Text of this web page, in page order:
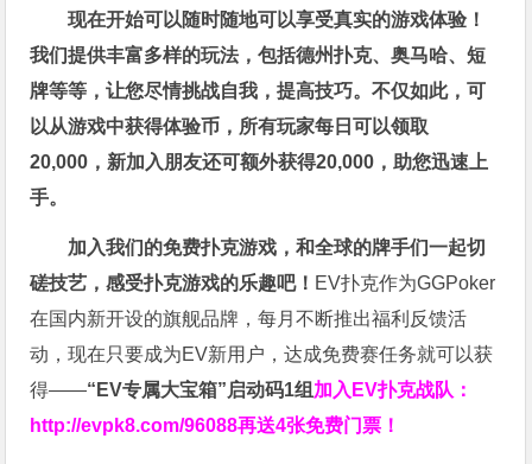
现在开始可以随时随地可以享受真实的游戏体验！
我们提供丰富多样的玩法，包括德州扑克、奥马哈、短
牌等等，让您尽情挑战自我，提高技巧。不仅如此，可
以从游戏中获得体验币，所有玩家每日可以领取
20,000，新加入朋友还可额外获得20,000，助您迅速上
手。
加入我们的免费扑克游戏，和全球的牌手们一起切
磋技艺，感受扑克游戏的乐趣吧！ EV扑克作为GGPoker
在国内新开设的旗舰品牌，每月不断推出福利反馈活
动，现在只要成为EV新用户，达成免费赛任务就可以获
得——“EV专属大宝箱”启动码1组 加入EV扑克战队：
http://evpk8.com/96088再送4张免费门票！